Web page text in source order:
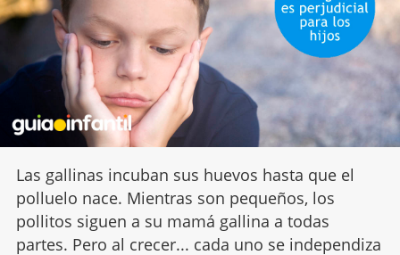
Las gallinas incuban sus huevos hasta que el
polluelo nace. Mientras son pequeños, los
pollitos siguen a su mamá gallina a todas
partes. Pero al crecer... cada uno se independiza